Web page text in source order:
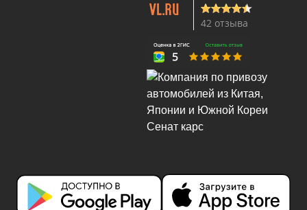
42 отзыва